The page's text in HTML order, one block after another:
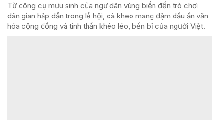
Từ công cụ mưu sinh của ngư dân vùng biển đến trò chơi
dân gian hấp dẫn trong lễ hội, cà kheo mang đậm dấu ấn văn
hóa cộng đồng và tinh thần khéo léo, bền bỉ của người Việt.